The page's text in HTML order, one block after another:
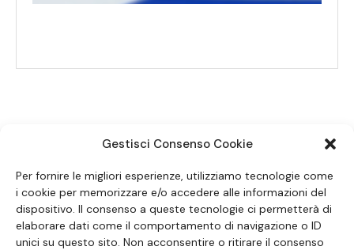
Gestisci Consenso Cookie
Per fornire le migliori esperienze, utilizziamo tecnologie come
i cookie per memorizzare e/o accedere alle informazioni del
dispositivo. Il consenso a queste tecnologie ci permetterà di
elaborare dati come il comportamento di navigazione o ID
unici su questo sito. Non acconsentire o ritirare il consenso
SEGUICI SUI SOCIAL